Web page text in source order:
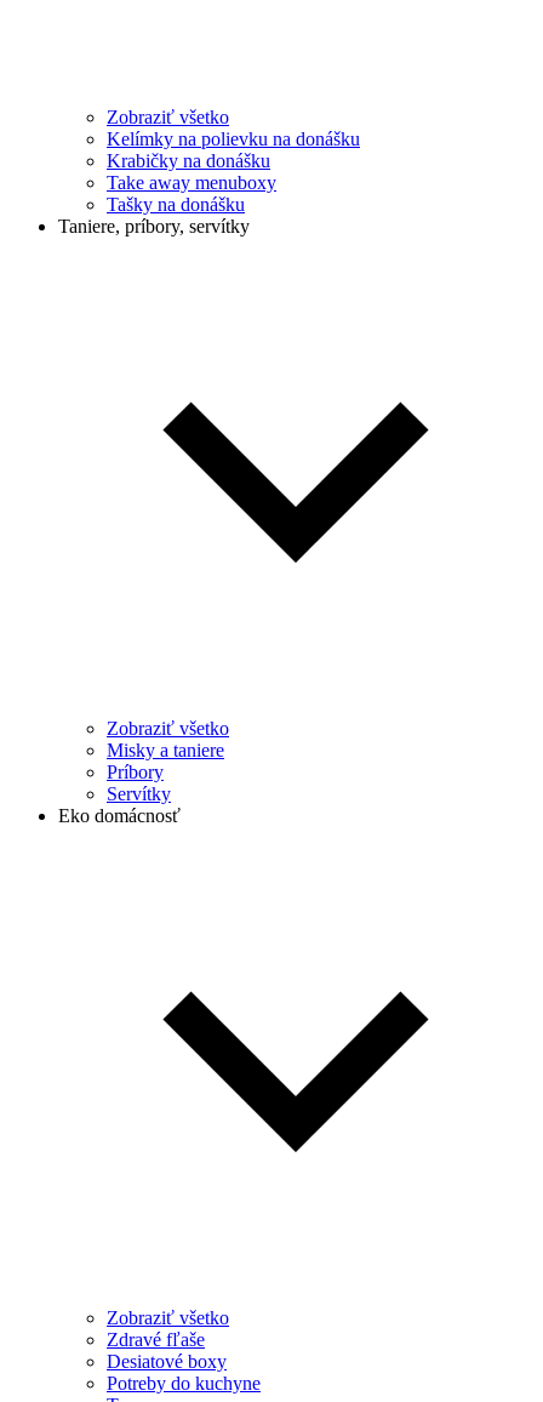
Zobraziť všetko
Kelímky na polievku na donášku
Krabičky na donášku
Take away menuboxy
Tašky na donášku
Taniere, príbory, servítky
Zobraziť všetko
Misky a taniere
Príbory
Servítky
Eko domácnosť
Zobraziť všetko
Zdravé fľaše
Desiatové boxy
Potreby do kuchyne